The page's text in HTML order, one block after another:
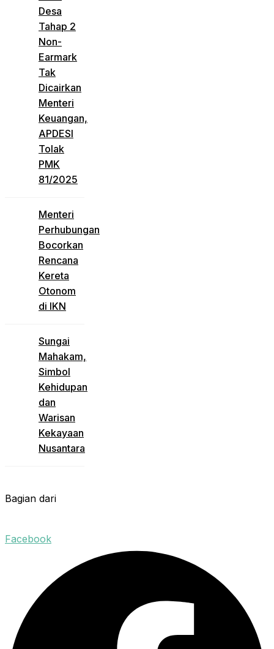
Desa
Tahap 2
Non-
Earmark
Tak
Dicairkan
Menteri
Keuangan,
APDESI
Tolak
PMK
81/2025
Menteri
Perhubungan
Bocorkan
Rencana
Kereta
Otonom
di IKN
Sungai
Mahakam,
Simbol
Kehidupan
dan
Warisan
Kekayaan
Nusantara
Bagian dari
Facebook